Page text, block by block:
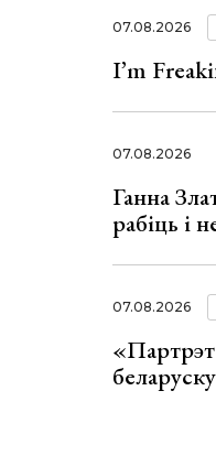
07.08.2026
I’m
07.08.2026
Ганна
рабіць і
07.08.2026
беларуску